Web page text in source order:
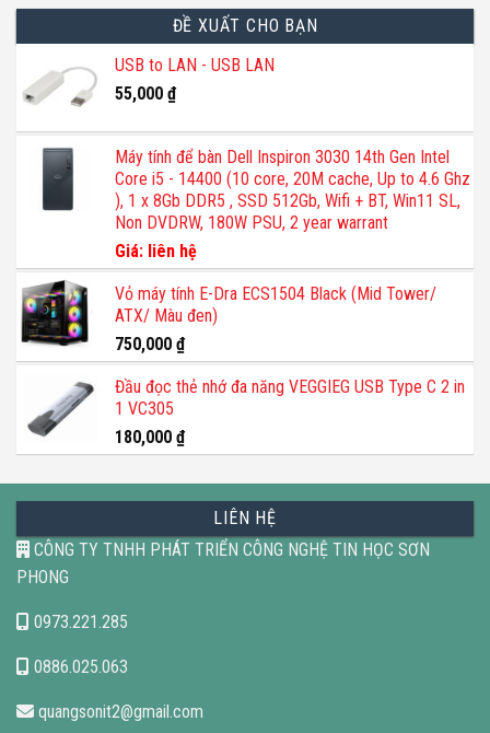
ĐỀ XUẤT CHO BẠN
USB to LAN - USB LAN
55,000 ₫
Máy tính để bàn Dell Inspiron 3030 14th Gen Intel
Core i5 - 14400 (10 core, 20M cache, Up to 4.6 Ghz
), 1 x 8Gb DDR5 , SSD 512Gb, Wifi + BT, Win11 SL,
Non DVDRW, 180W PSU, 2 year warrant
Giá: liên hệ
Vỏ máy tính E-Dra ECS1504 Black (Mid Tower/
ATX/ Màu đen)
750,000 ₫
Đầu đọc thẻ nhớ đa năng VEGGIEG USB Type C 2 in
1 VC305
180,000 ₫
LIÊN HỆ
CÔNG TY TNHH PHÁT TRIỂN CÔNG NGHỆ TIN HỌC SƠN
PHONG
0973.221.285
0886.025.063
quangsonit2@gmail.com